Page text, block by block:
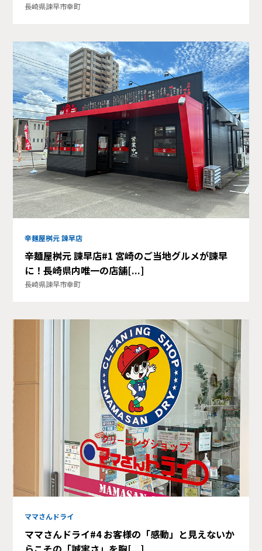
長崎県諫早市幸町
辛麺屋桝元 諫早店
辛麺屋桝元 諫早店#1 宮崎のご当地グルメが諫早
に！長崎県内唯一の店舗[...]
長崎県諫早市幸町
ママさんドライ
ママさんドライ#4 お客様の「感動」と見えないか